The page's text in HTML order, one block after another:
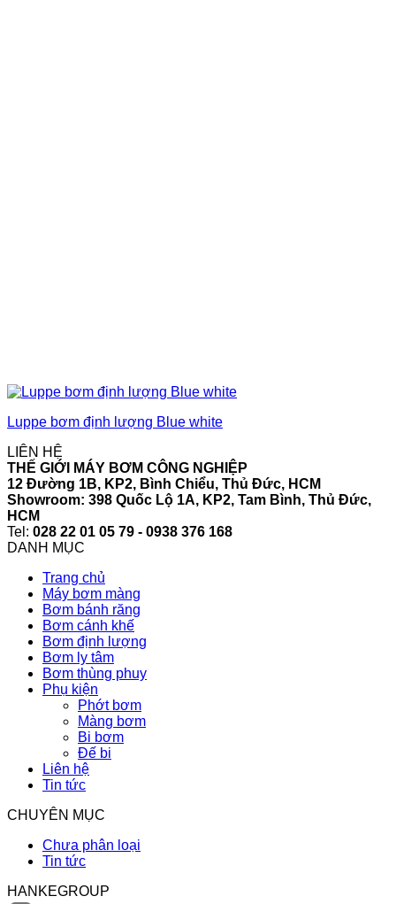
Luppe bơm định lượng Blue white
LIÊN HỆ
THẾ GIỚI MÁY BƠM CÔNG NGHIỆP
12 Đường 1B, KP2, Bình Chiểu, Thủ Đức, HCM
Showroom: 398 Quốc Lộ 1A, KP2, Tam Bình, Thủ Đức,
HCM
Tel: 028 22 01 05 79 - 0938 376 168
DANH MỤC
Trang chủ
Máy bơm màng
Bơm bánh răng
Bơm cánh khế
Bơm định lượng
Bơm ly tâm
Bơm thùng phuy
Phụ kiện
Phớt bơm
Màng bơm
Bi bơm
Đế bi
Liên hệ
Tin tức
CHUYÊN MỤC
Chưa phân loại
Tin tức
HANKEGROUP